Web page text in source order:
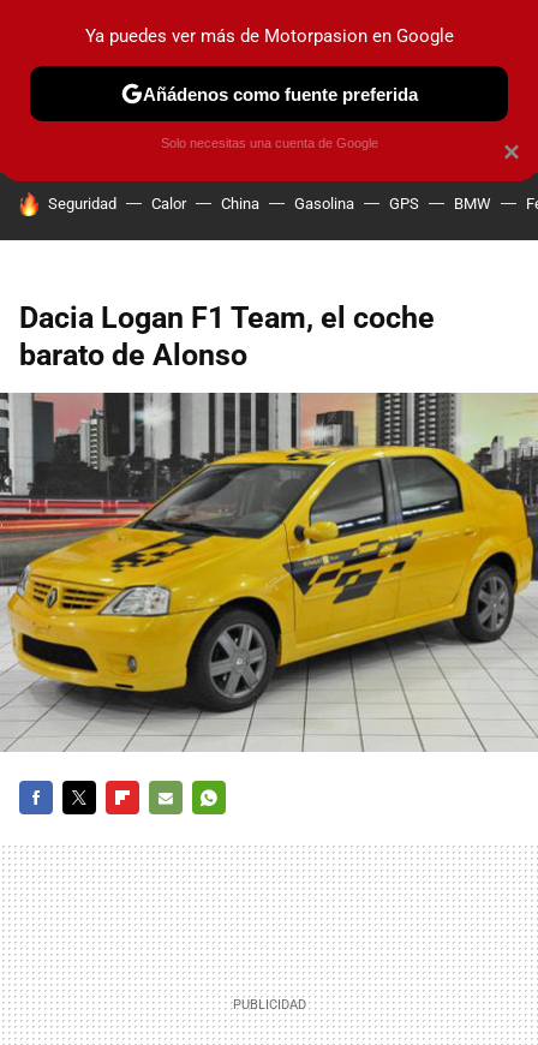
PRUEBAS COCHES ELÉCTRICOS OBSERVATORIO
HOY SE HABLA DE
Seguridad Calor China Gasolina GPS BMW
Dacia Logan F1 Team, el coche
barato de Alonso
MAIL
×
Ya puedes ver más de Motorpasion en Google
Añádenos como fuente preferida
Solo necesitas una cuenta de Google